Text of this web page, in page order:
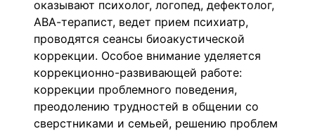
оказывают психолог, логопед, дефектолог,
АВА-терапист, ведет прием психиатр,
проводятся сеансы биоакустической
коррекции. Особое внимание уделяется
коррекционно-развивающей работе:
коррекции проблемного поведения,
преодолению трудностей в общении со
сверстниками и семьей, решению проблем